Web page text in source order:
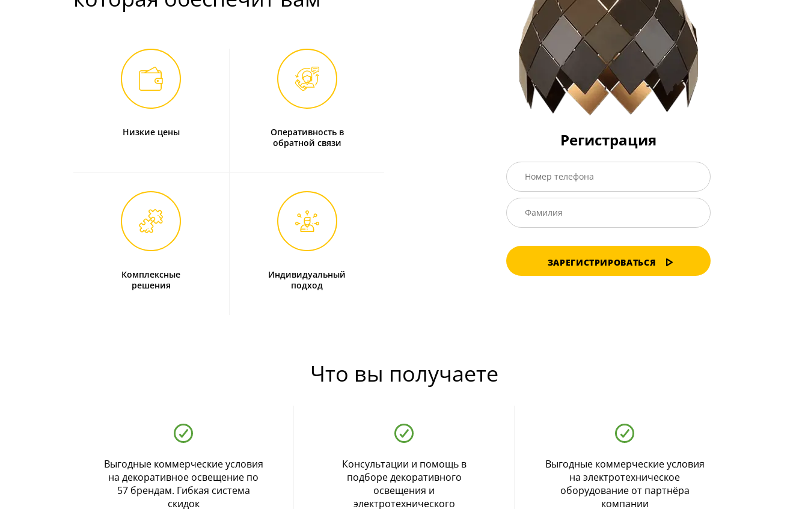
Низкие цены
Оперативность в
обратной связи
Комплексные
решения
Индивидуальный
подход
Регистрация
ЗАРЕГИСТРИРОВАТЬСЯ
Что вы получаете
Выгодные коммерческие условия
на декоративное освещение по
57 брендам. Гибкая система
скидок
Консультации и помощь в
подборе декоративного
освещения и
электротехнического
Выгодные коммерческие условия
на электротехническое
оборудование от партнёра
компании